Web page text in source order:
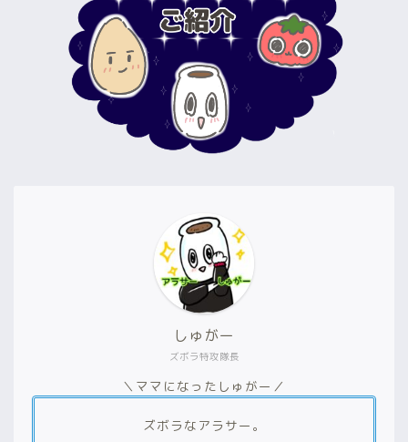
ズボラ特攻隊長
しゅがー
＼ママになったしゅがー／
ズボラなアラサー。